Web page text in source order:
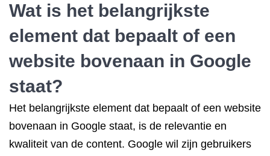
Wat is het belangrijkste
element dat bepaalt of een
website bovenaan in Google
staat?
Het belangrijkste element dat bepaalt of een website
bovenaan in Google staat, is de relevantie en
kwaliteit van de content. Google wil zijn gebruikers